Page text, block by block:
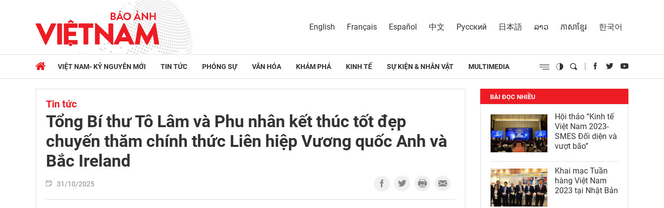
English Français Español 中文 Русский 日本語 ລາວ ភាសាខ្មែរ 한국어
VIỆT NAM- KỶ NGUYÊN MỚI TIN TỨC PHÓNG SỰ VĂN HÓA KHÁM PHÁ KINH TẾ SỰ KIỆN & NHÂN VẬT MULTIMEDIA
Tin tức
Tổng Bí thư Tô Lâm và Phu nhân kết thúc tốt đẹp
chuyến thăm chính thức Liên hiệp Vương quốc Anh và
Bắc Ireland
31/10/2025
BÀI ĐỌC NHIỀU
Hội thảo “Kinh tế
Việt Nam 2023-
SMES Đối diện và
vượt bão”
Khai mạc Tuần
hàng Việt Nam
2023 tại Nhật Bản